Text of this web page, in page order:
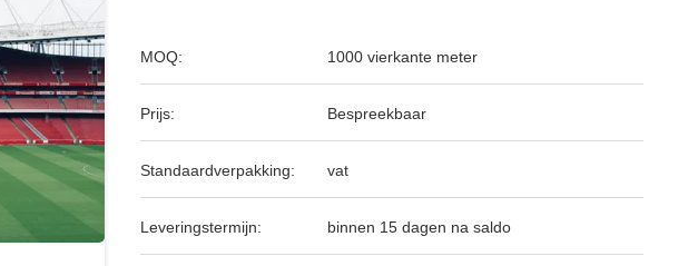
MOQ: 1000 vierkante meter
Prijs: Bespreekbaar
Standaardverpakking: vat
Leveringstermijn: binnen 15 dagen na saldo